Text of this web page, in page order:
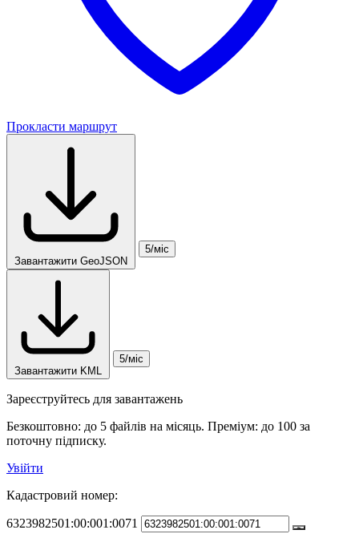
Прокласти маршрут
Завантажити GeoJSON
5/міс
Завантажити KML
5/міс
Зареєструйтесь для завантажень
Безкоштовно: до 5 файлів на місяць. Преміум: до 100 за
поточну підписку.
Увійти
Кадастровий номер:
6323982501:00:001:0071